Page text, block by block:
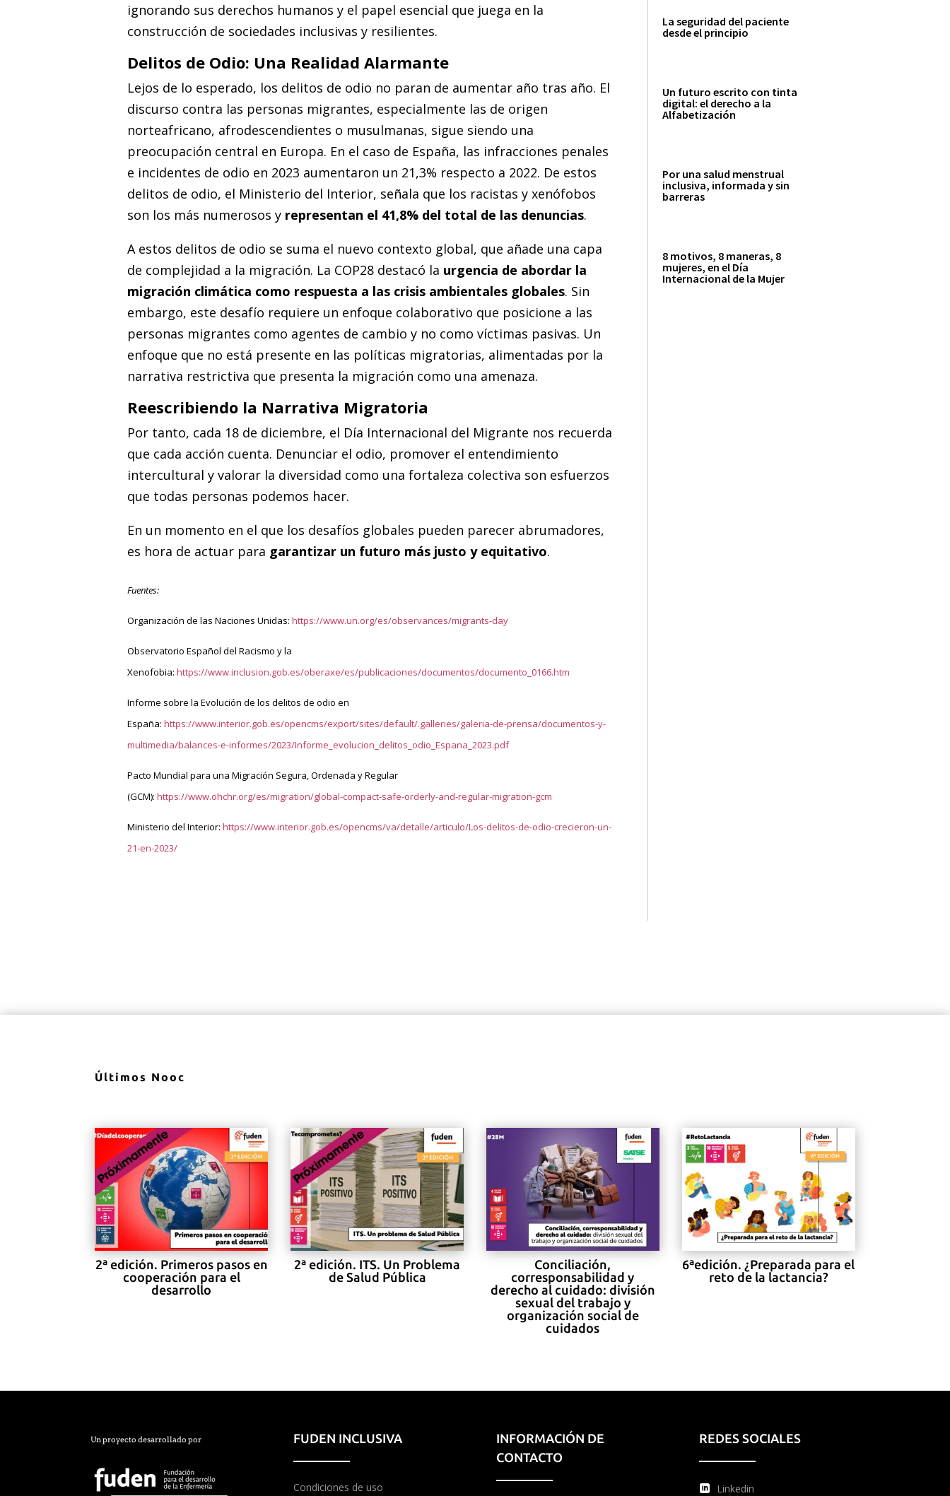
ignorando sus derechos humanos y el papel esencial que juega en la
construcción de sociedades inclusivas y resilientes.
Delitos de Odio: Una Realidad Alarmante
Lejos de lo esperado, los delitos de odio no paran de aumentar año tras año. El
discurso contra las personas migrantes, especialmente las de origen
norteafricano, afrodescendientes o musulmanas, sigue siendo una
preocupación central en Europa. En el caso de España, las infracciones penales
e incidentes de odio en 2023 aumentaron un 21,3% respecto a 2022. De estos
delitos de odio, el Ministerio del Interior, señala que los racistas y xenófobos
son los más numerosos y representan el 41,8% del total de las denuncias.
A estos delitos de odio se suma el nuevo contexto global, que añade una capa
de complejidad a la migración. La COP28 destacó la urgencia de abordar la
migración climática como respuesta a las crisis ambientales globales. Sin
embargo, este desafío requiere un enfoque colaborativo que posicione a las
personas migrantes como agentes de cambio y no como víctimas pasivas. Un
enfoque que no está presente en las políticas migratorias, alimentadas por la
narrativa restrictiva que presenta la migración como una amenaza.
Reescribiendo la Narrativa Migratoria
Por tanto, cada 18 de diciembre, el Día Internacional del Migrante nos recuerda
que cada acción cuenta. Denunciar el odio, promover el entendimiento
intercultural y valorar la diversidad como una fortaleza colectiva son esfuerzos
que todas personas podemos hacer.
En un momento en el que los desafíos globales pueden parecer abrumadores,
es hora de actuar para garantizar un futuro más justo y equitativo.
Fuentes:
Organización de las Naciones Unidas:https://www.un.org/es/observances/migrants-day
Observatorio Español del Racismo y la
Xenofobia:https://www.inclusion.gob.es/oberaxe/es/publicaciones/documentos/documento_0166.htm
Informe sobre la Evolución de los delitos de odio en
España:https://www.interior.gob.es/opencms/export/sites/default/.galleries/galeria-de-prensa/documentos-y-
multimedia/balances-e-informes/2023/Informe_evolucion_delitos_odio_Espana_2023.pdf
Pacto Mundial para una Migración Segura, Ordenada y Regular
(GCM):https://www.ohchr.org/es/migration/global-compact-safe-orderly-and-regular-migration-gcm
Ministerio del Interior:https://www.interior.gob.es/opencms/va/detalle/articulo/Los-delitos-de-odio-crecieron-un-
21-en-2023/
La seguridad del paciente
desde el principio
Un futuro escrito con tinta
digital: el derecho a la
Alfabetización
Por una salud menstrual
inclusiva, informada y sin
barreras
8 motivos, 8 maneras, 8
mujeres, en el Día
Internacional de la Mujer
Últimos Nooc
2ª edición. Primeros pasos en
cooperación para el
desarrollo
2ª edición. ITS. Un Problema
de Salud Pública
Conciliación,
corresponsabilidad y
derecho al cuidado: división
sexual del trabajo y
organización social de
cuidados
6ªedición. ¿Preparada para el
reto de la lactancia?
Un proyecto desarrollado por FUDEN INCLUSIVA
Condiciones de uso
INFORMACIÓN DE
CONTACTO
REDES SOCIALES
Linkedin